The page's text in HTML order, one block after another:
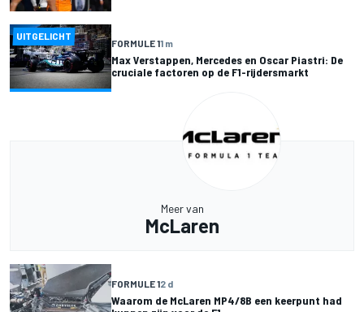
UITGELICHT
FORMULE 11 m
Max Verstappen, Mercedes en Oscar Piastri: De
cruciale factoren op de F1-rijdersmarkt
Meer van
McLaren
FORMULE 12 d
Waarom de McLaren MP4/8B een keerpunt had